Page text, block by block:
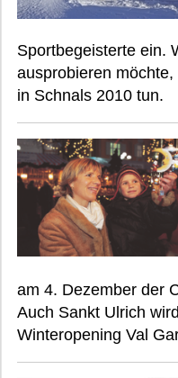
Sportbegeisterte ein.
ausprobieren
in Schnals 2010 tun.
am 4. Dezember der
Auch Sankt Ulrich
Winteropening Val